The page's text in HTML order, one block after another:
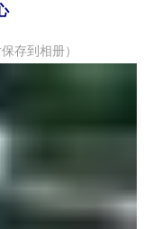
存到相册）